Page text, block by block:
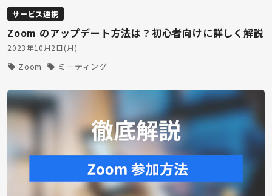
サービス連携
Zoom のアップデート方法は？初心者向けに詳しく解説
2023年10月2日(月)
Zoom ミーティング